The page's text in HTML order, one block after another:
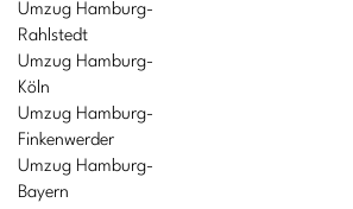
Umzug Hamburg-
Rahlstedt
Umzug Hamburg-
Köln
Umzug Hamburg-
Finkenwerder
Umzug Hamburg-
Bayern